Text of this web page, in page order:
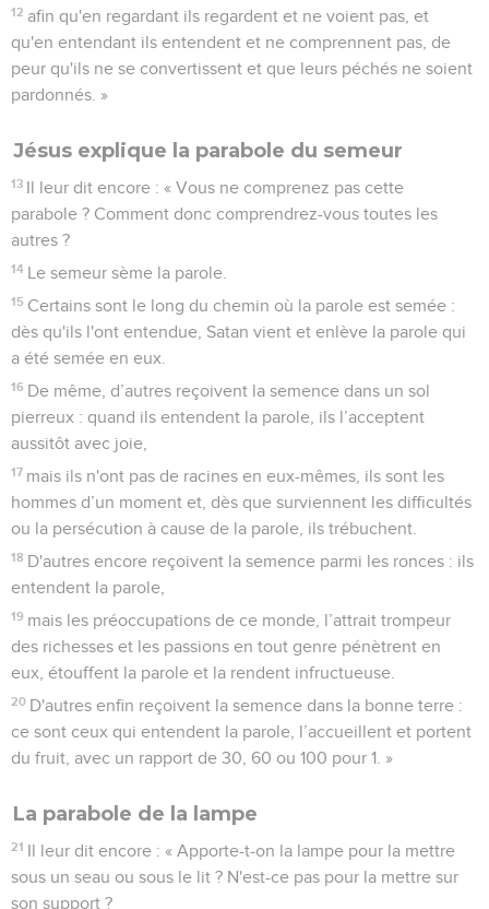
12 afin qu'en regardant ils regardent et ne voient pas, et
qu'en entendant ils entendent et ne comprennent pas, de
peur qu'ils ne se convertissent et que leurs péchés ne soient
pardonnés. »
Jésus explique la parabole du semeur
13 Il leur dit encore : « Vous ne comprenez pas cette
parabole ? Comment donc comprendrez-vous toutes les
autres ?
14 Le semeur sème la parole.
15 Certains sont le long du chemin où la parole est semée :
dès qu'ils l'ont entendue, Satan vient et enlève la parole qui
a été semée en eux.
16 De même, d’autres reçoivent la semence dans un sol
pierreux : quand ils entendent la parole, ils l’acceptent
aussitôt avec joie,
17 mais ils n'ont pas de racines en eux-mêmes, ils sont les
hommes d’un moment et, dès que surviennent les difficultés
ou la persécution à cause de la parole, ils trébuchent.
18 D'autres encore reçoivent la semence parmi les ronces : ils
entendent la parole,
19 mais les préoccupations de ce monde, l’attrait trompeur
des richesses et les passions en tout genre pénètrent en
eux, étouffent la parole et la rendent infructueuse.
20 D'autres enfin reçoivent la semence dans la bonne terre :
ce sont ceux qui entendent la parole, l’accueillent et portent
du fruit, avec un rapport de 30, 60 ou 100 pour 1. »
La parabole de la lampe
21 Il leur dit encore : « Apporte-t-on la lampe pour la mettre
sous un seau ou sous le lit ? N'est-ce pas pour la mettre sur
son support ?